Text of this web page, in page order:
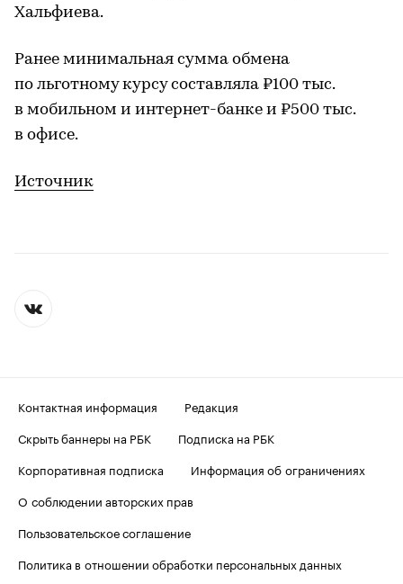
Хальфиева.
Ранее минимальная сумма обмена
по льготному курсу составляла ₽100 тыс.
в мобильном и интернет-банке и ₽500 тыс.
в офисе.
Источник
Контактная информация
Редакция
Скрыть баннеры на РБК
Подписка на РБК
Корпоративная подписка
Информация об ограничениях
О соблюдении авторских прав
Пользовательское соглашение
Политика в отношении обработки персональных данных